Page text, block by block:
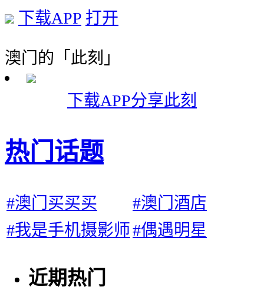
下载APP 打开
澳门的「此刻」
下载APP分享此刻
热门话题
#澳门买买买
#澳门酒店
#我是手机摄影师#偶遇明星
近期热门